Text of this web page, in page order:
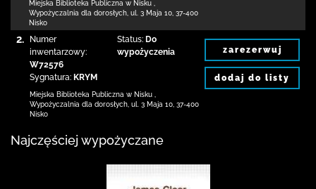
Miejska Biblioteka Publiczna w Nisku
Wypożyczalnia dla dorosłych, ul. 3 Maja 10 37-400
Nisko
2.
Numer
inwentarzowy:
W72576
Sygnatura: KRYM
Status: Do
wypożyczenia
Miejska Biblioteka Publiczna w Nisku
Wypożyczalnia dla dorosłych, ul. 3 Maja 10 37-400
Nisko
zarezerwuj
dodaj do listy
Najczęściej wypożyczane